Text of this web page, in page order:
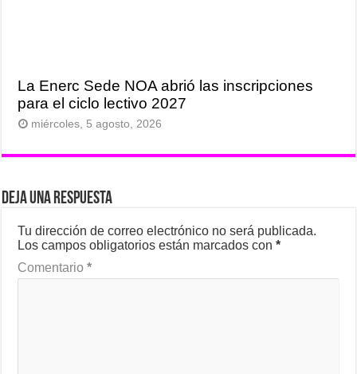
La Enerc Sede NOA abrió las inscripciones
para el ciclo lectivo 2027
miércoles, 5 agosto, 2026
Deja una respuesta
Tu dirección de correo electrónico no será publicada.
Los campos obligatorios están marcados con*
Comentario*